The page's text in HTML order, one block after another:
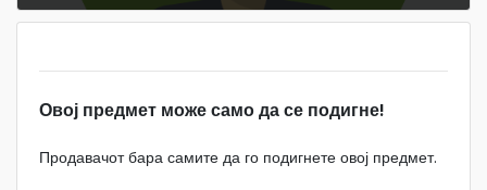
Овој предмет може само да се подигне!
Продавачот бара самите да го подигнете овој предмет.